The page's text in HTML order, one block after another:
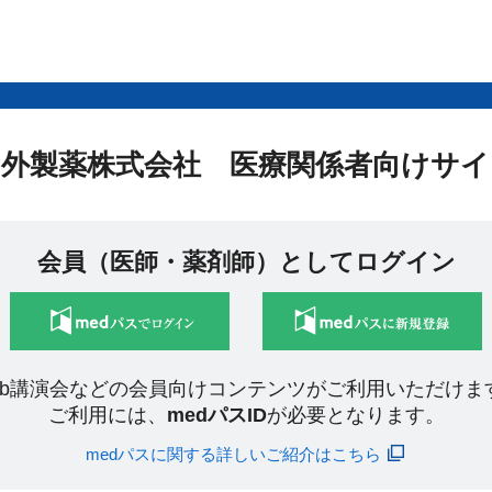
製薬株式会社 医療関係者向けサ
会員（医師・薬剤師）としてログイン
講演会などの会員向けコンテンツがご利用いただけま
ご利用には、 medパスIDが必要となります。
medパスに関する詳しいご紹介はこちら